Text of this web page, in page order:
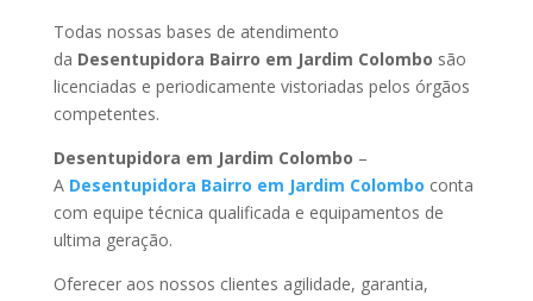
Todas nossas bases de atendimento
da Desentupidora Bairro em Jardim Colombo são
licenciadas e periodicamente vistoriadas pelos órgãos
competentes.
Desentupidora em Jardim Colombo –
A Desentupidora Bairro em Jardim Colombo conta
com equipe técnica qualificada e equipamentos de
ultima geração.
Oferecer aos nossos clientes agilidade, garantia,